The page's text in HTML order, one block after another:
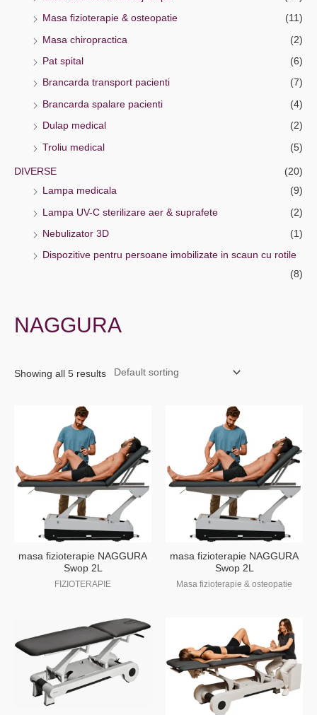
Masa fizioterapie & osteopatie (11)
Masa chiropractica (2)
Pat spital (6)
Brancarda transport pacienti (7)
Brancarda spalare pacienti (4)
Dulap medical (2)
Troliu medical (5)
DIVERSE
(20)
Lampa medicala
(9)
Lampa UV-C sterilizare aer & suprafete (2)
Nebulizator 3D (1)
Dispozitive pentru persoane imobilizate in scaun cu rotile
(8)
NAGGURA
Showing all 5 results
masa fizioterapie NAGGURA
Swop 2L
FIZIOTERAPIE
masa fizioterapie NAGGURA
Swop 2L
Masa fizioterapie & osteopatie